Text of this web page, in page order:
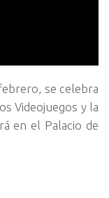
se celebra
Videojuegos y la
en el Palacio de